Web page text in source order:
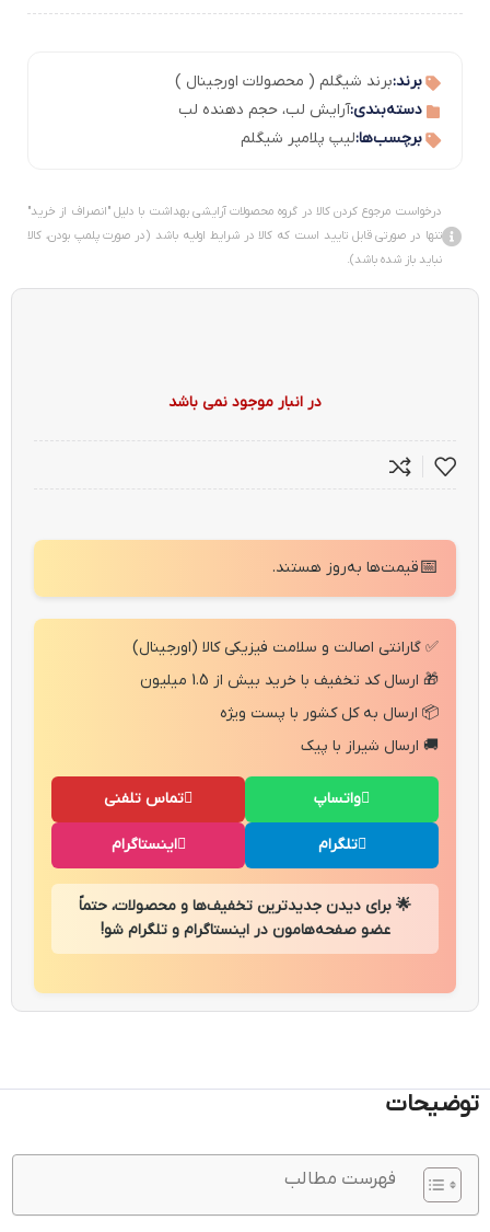
برند:برند شیگلم ( محصولات اورجینال )
دسته‌بندی:آرایش لب، حجم دهنده لب
برچسب‌ها:لیپ پلامپر شیگلم
درخواست مرجوع کردن کالا در گروه محصولات آرایشی بهداشت با دلیل "انصراف از خرید"
تنها در صورتی قابل تایید است که کالا در شرایط اولیه باشد (در صورت پلمپ بودن، کالا
نباید باز شده باشد).
در انبار موجود نمی باشد
📅قیمت‌ها به‌روز هستند.
✅ گارانتی اصالت و سلامت فیزیکی کالا (اورجینال)
🎁 ارسال کد تخفیف با خرید بیش از 1.5 میلیون
📦 ارسال به کل کشور با پست ویژه
🚚 ارسال شیراز با پیک
تماس تلفنی واتساپ
اینستاگرام تلگرام
🌟 برای دیدن جدیدترین تخفیف‌ها و محصولات، حتماً
عضو صفحه‌هامون در اینستاگرام و تلگرام شو!
توضیحات
فهرست مطالب